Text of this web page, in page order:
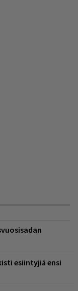
esiintyjiä ensi